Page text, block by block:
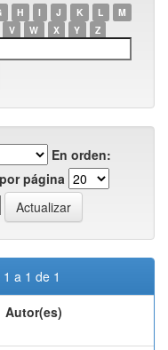
H I J K L
M
V W X Y Z
En orden:
página
a 1 de 1
Autor(es)